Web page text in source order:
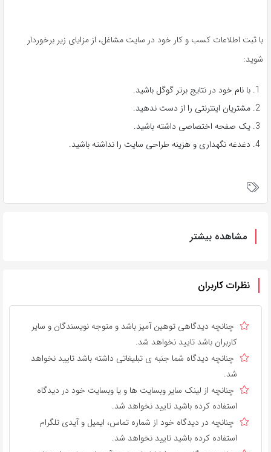
با ثبت اطلاعات کسب و کار خود در سایت مشاغل، از مزایای زیر برخوردار
شوید:
با نام خود در نتایج برتر گوگل باشید.
مشتریان اینترنتی را از دست ندهید.
یک صفحه اختصاصی داشته باشید.
دغدغه نگهداری و هزینه طراحی سایت را نداشته باشید.
مشاهده بیشتر
نظرات کاربران
چنانچه دیدگاهی توهین آمیز باشد و متوجه نویسندگان و سایر
کاربران باشد تایید نخواهد شد.
چنانچه دیدگاه شما جنبه ی تبلیغاتی داشته باشد تایید نخواهد
شد.
چنانچه از لینک سایر وبسایت ها و یا وبسایت خود در دیدگاه
استفاده کرده باشید تایید نخواهد شد.
چنانچه در دیدگاه خود از شماره تماس، ایمیل و آیدی تلگرام
استفاده کرده باشید تایید نخواهد شد.